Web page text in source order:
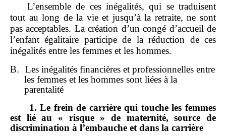
L’ensemble de ces inégalités, qui se traduisent
tout au long de la vie et jusqu’à la retraite, ne sont
pas acceptables. La création d’un congé d’accueil de
l’enfant égalitaire participe de la réduction de ces
inégalités entre les femmes et les hommes.
B.
Les inégalités financières et professionnelles entre
les femmes et les hommes sont liées à la
parentalité
1. Le frein de carrière qui touche les femmes
est lié au «
risque » de maternité, source de
discrimination à l’embauche et dans la carrière